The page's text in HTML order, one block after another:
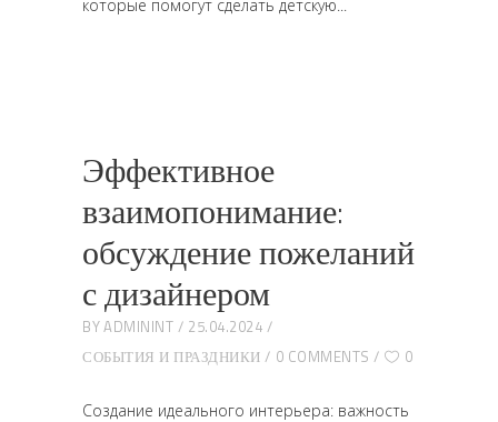
которые помогут сделать детскую
Эффективное
взаимопонимание:
обсуждение пожеланий
с дизайнером
BYADMININT
25.04.2024
СОБЫТИЯ И ПРАЗДНИКИ
0 COMMENTS 0
Создание идеального интерьера: важность